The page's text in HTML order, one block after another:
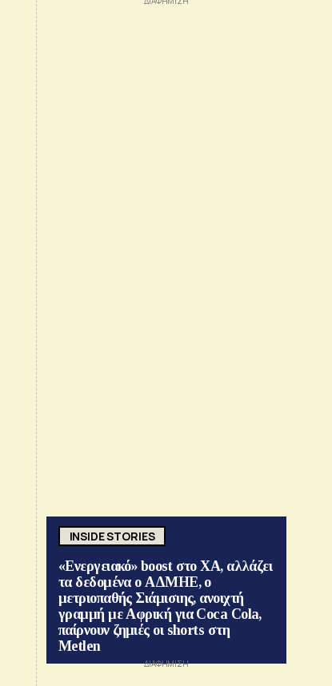
INSIDE STORIES
«Ενεργειακό» boost στο ΧΑ, αλλάζει
τα δεδομένα ο ΑΔΜΗΕ, ο
μετριοπαθής Σιάμισιης, ανοιχτή
γραμμή με Αφρική για Coca Cola,
παίρνουν ζημιές οι shorts στη
Metlen